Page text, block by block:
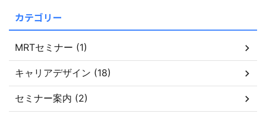
カテゴリー
MRTセミナー (1)
キャリアデザイン (18)
セミナー案内 (2)